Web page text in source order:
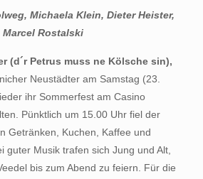
Michaela Klein, Dieter Heister,
Marcel Rostalski
(d´r Petrus muss ne Kölsche sin),
Neustädter am Samstag (23.
ihr Sommerfest am Casino
Pünktlich um 15.00 Uhr fiel der
Getränken, Kuchen, Kaffee und
guter Musik trafen sich Jung und Alt,
bis zum Abend zu feiern. Für die